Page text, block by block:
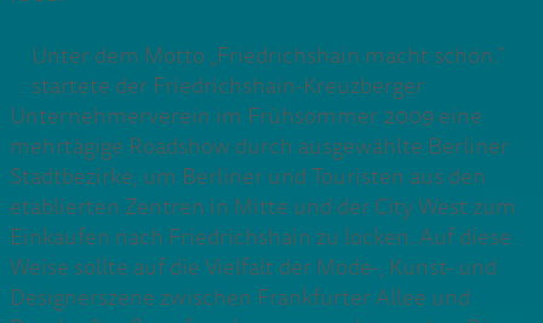
Unter dem Motto „Friedrichshain macht schön.“
startete der Friedrichshain-Kreuzberger
Unternehmerverein im Frühsommer 2009 eine
mehrtägige Roadshow durch ausgewählte Berliner
Stadtbezirke, um Berliner und Touristen aus den
etablierten Zentren in Mitte und der City West zum
Einkaufen nach Friedrichshain zu locken. Auf diese
Weise sollte auf die Vielfalt der Mode-, Kunst- und
Designerszene zwischen Frankfurter Allee und